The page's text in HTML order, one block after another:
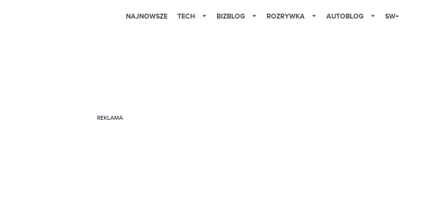
NAJNOWSZE TECH BIZBLOG ROZRYWKA AUTOBLOG SW+
REKLAMA